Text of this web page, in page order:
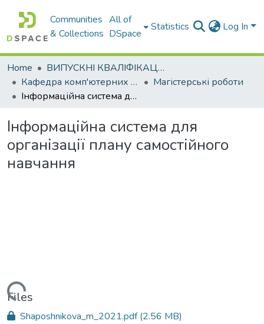
Communities
& Collections
All of
DSpace
Statistics Log In
Home
ВИПУСКНІ КВАЛІФІКАЦІЙНІ РОБОТИ
Кафедра комп'ютерних наук і інформаційних систем
Магістерські роботи
Інформаційна система для організації плану самостійного навчання
Інформаційна система для
організації плану самостійного
навчання
Loading...
Files
Shaposhnikova_m_2021.pdf(2.56 MB)